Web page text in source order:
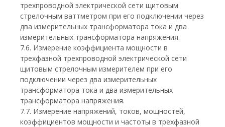
трехпроводной электрической сети щитовым
стрелочным ваттметром при его подключении через
два измерительных трансформатора тока и два
измерительных трансформатора напряжения.
7.6. Измерение коэффициента мощности в
трехфазной трехпроводной электрической сети
щитовым стрелочным измерителем при его
подключении через два измерительных
трансформатора тока и два измерительных
трансформатора напряжения.
7.7. Измерение напряжений, токов, мощностей,
коэффициентов мощности и частоты в трехфазной